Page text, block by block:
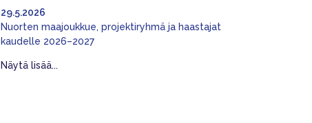
Nuorten maajoukkue, projektiryhmä ja haastajat
kaudelle 2026–2027
29.5.2026
Näytä lisää...